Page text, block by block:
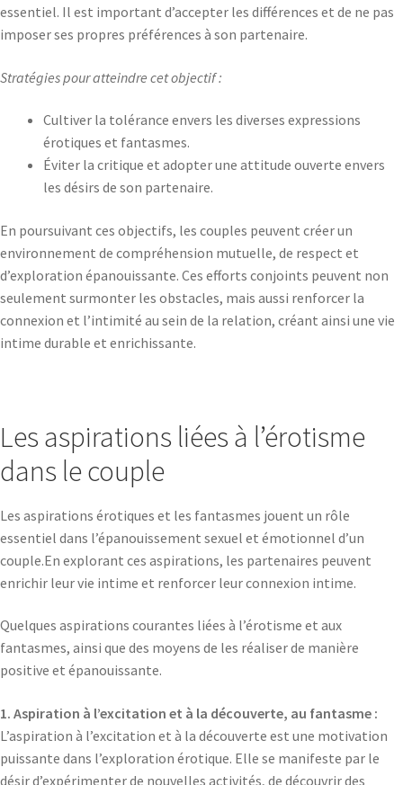
essentiel. Il est important d’accepter les différences et de ne pas
imposer ses propres préférences à son partenaire.
Stratégies pour atteindre cet objectif :
Cultiver la tolérance envers les diverses expressions
érotiques et fantasmes.
Éviter la critique et adopter une attitude ouverte envers
les désirs de son partenaire.
En poursuivant ces objectifs, les couples peuvent créer un
environnement de compréhension mutuelle, de respect et
d’exploration épanouissante. Ces efforts conjoints peuvent non
seulement surmonter les obstacles, mais aussi renforcer la
connexion et l’intimité au sein de la relation, créant ainsi une vie
intime durable et enrichissante.
Les aspirations liées à l’érotisme
dans le couple
Les aspirations érotiques et les fantasmes jouent un rôle
essentiel dans l’épanouissement sexuel et émotionnel d’un
couple.En explorant ces aspirations, les partenaires peuvent
enrichir leur vie intime et renforcer leur connexion intime.
Quelques aspirations courantes liées à l’érotisme et aux
fantasmes, ainsi que des moyens de les réaliser de manière
positive et épanouissante.
1. Aspiration à l’excitation et à la découverte, au fantasme :
L’aspiration à l’excitation et à la découverte est une motivation
puissante dans l’exploration érotique. Elle se manifeste par le
désir d’expérimenter de nouvelles activités, de découvrir des